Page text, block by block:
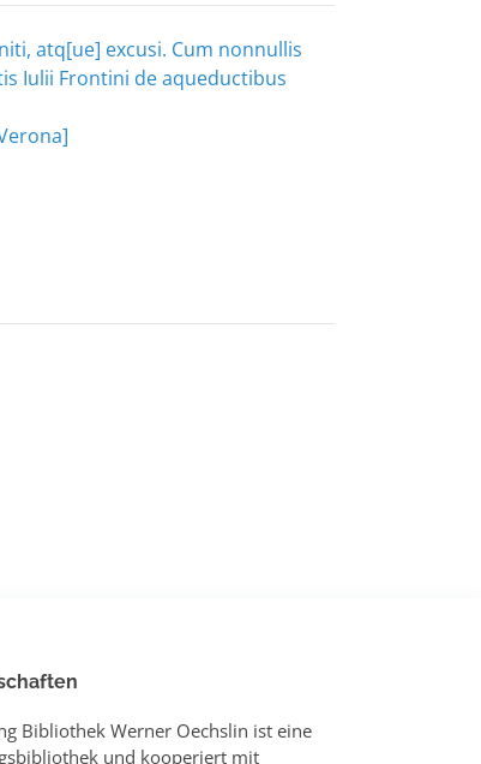
atq[ue] excusi. Cum nonnullis
Iulii Frontini de aqueductibus
Bibliothek Werner Oechslin ist eine
und kooperiert mit